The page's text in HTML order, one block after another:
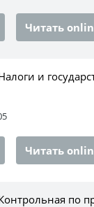
Читать
и
Читать
по